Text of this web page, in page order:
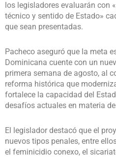
los legisladores evaluarán con
técnico y sentido de Estado»
que sean presentadas.
Pacheco aseguró que la meta
Dominicana cuente con un
primera semana de agosto, al
reforma histórica que
fortalece la capacidad del
desafíos actuales en materia
El legislador destacó que el
nuevos tipos penales, entre
el feminicidio conexo, el